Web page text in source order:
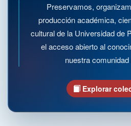
Preservamos,
producción académica,
cultural de la Universidad de
el acceso abierto al
nuestra
Explorar